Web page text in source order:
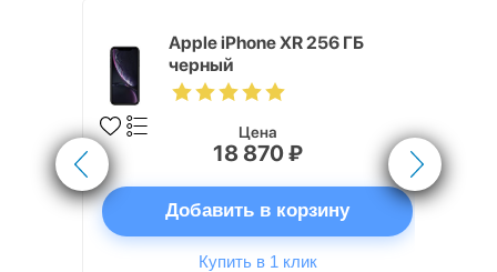
Apple iPhone XR 256 ГБ
черный
Цена
18 870 ₽
Добавить в корзину
Купить в 1 клик